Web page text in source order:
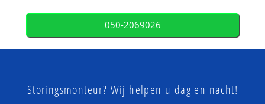
050-2069026
Storingsmonteur? Wij helpen u dag en nacht!